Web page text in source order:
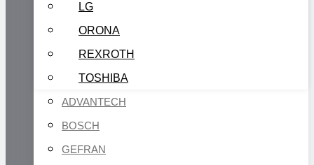
LG
ORONA
REXROTH
TOSHIBA
ADVANTECH
BOSCH
GEFRAN